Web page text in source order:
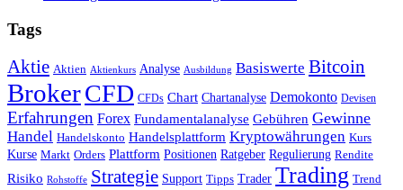
Tags
Aktie Aktien Aktienkurs Analyse Ausbildung Basiswerte Bitcoin
BrokerCFD CFDs Chart Chartanalyse Demokonto Devisen
Erfahrungen Forex Fundamentalanalyse Gebühren Gewinne
Handel Handelskonto Handelsplattform Kryptowährungen Kurs
Kurse Markt Orders Plattform Positionen Ratgeber Regulierung Rendite
Risiko Rohstoffe Strategie Support Tipps Trader Trading Trend